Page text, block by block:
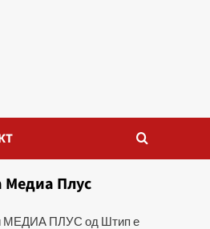
Медиа Плус
МЕДИА ПЛУС од Штип е